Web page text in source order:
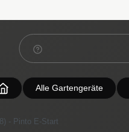
Alle Gartengeräte
- Pinto E-Start